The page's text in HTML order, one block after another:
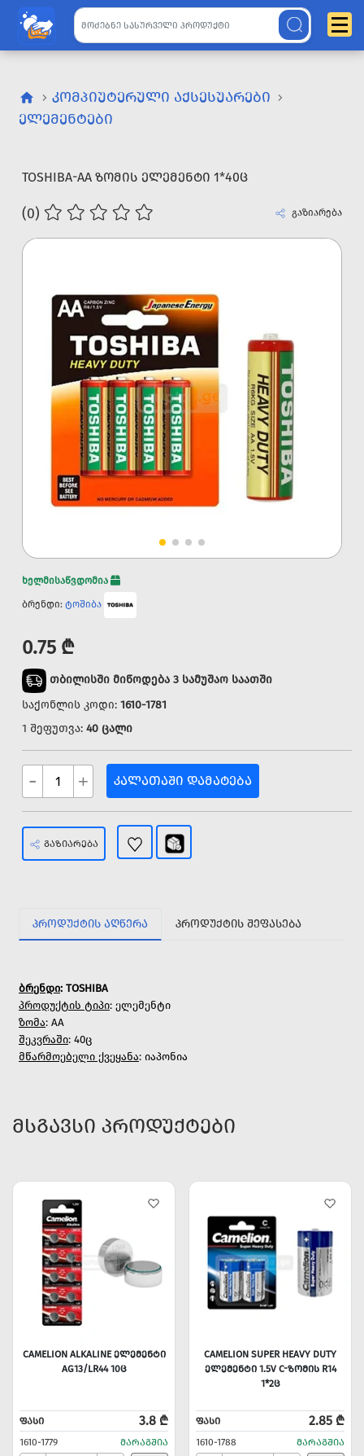
ᲙᲝᲛᲞᲘᲣᲢᲔᲠᲣᲚᲘ ᲐᲥᲡᲔᲡᲣᲐᲠᲔᲑᲘ
ᲔᲚᲔᲛᲔᲜᲢᲔᲑᲘ
TOSHIBA-AA ᲖᲝᲛᲘᲡ ᲔᲚᲔᲛᲔᲜᲢᲘ 1*40Ც
(0) გაზიარება
ხელმისაწვდომია
ბრენდი: ტოშიბა
0.75 ₾
თბილისში მიწოდება 3 სამუშაო საათში
საქონლის კოდი: 1610-1781
1 შეფუთვა: 40 ცალი
- + ᲙᲐᲚᲐᲗᲐᲨᲘ ᲓᲐᲛᲐᲢᲔᲑᲐ
ᲒᲐᲖᲘᲐᲠᲔᲑᲐ
ᲞᲠᲝᲓᲣᲥᲢᲘᲡ ᲐᲦᲬᲔᲠᲐ ᲞᲠᲝᲓᲣᲥᲢᲘᲡ ᲨᲔᲤᲐᲡᲔᲑᲐ
ბრენდი: TOSHIBA
პროდუქტის ტიპი: ელემენტი
ზომა: AA
შეკვრაში: 40ც
მწარმოებელი ქვეყანა: იაპონია
ᲛᲡᲒᲐᲕᲡᲘ ᲞᲠᲝᲓᲣᲥᲢᲔᲑᲘ
CAMELION ALKALINE ᲔᲚᲔᲛᲔᲜᲢᲘ
AG13/LR44 10Ც
ᲤᲐᲡᲘ 3.8 ₾
1610-1779 ᲛᲐᲠᲐᲒᲨᲘᲐ
CAMELION SUPER HEAVY DUTY
ᲔᲚᲔᲛᲔᲜᲢᲘ 1.5V C-ᲖᲝᲛᲘᲡ R14
1*2Ც
ᲤᲐᲡᲘ 2.85 ₾
1610-1788 ᲛᲐᲠᲐᲒᲨᲘᲐ